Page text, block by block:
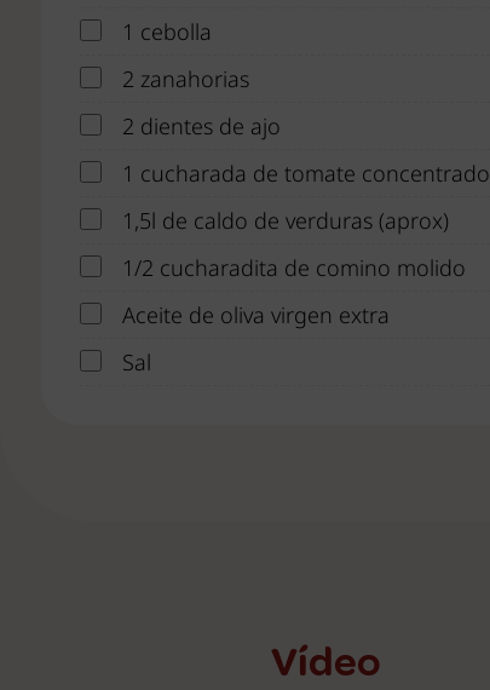
1 cebolla
2 zanahorias
2 dientes de ajo
1 cucharada de tomate concentrado
1,5l de caldo de verduras (aprox)
1/2 cucharadita de comino molido
Aceite de oliva virgen extra
Sal
Vídeo